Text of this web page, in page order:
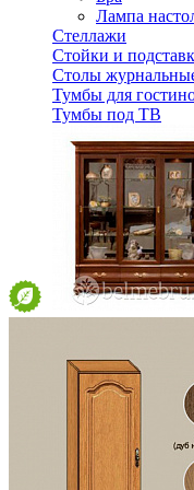
Лампа
Стеллажи
Стойки и
Столы
Тумбы для
Тумбы под ТВ
Шкаф с витриной
В корзину
Спальня
Деревянные
Кровати
Кровати
Кровати